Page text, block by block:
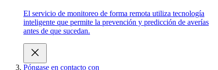
El servicio de monitoreo de forma remota utiliza tecnología
inteligente que permite la prevención y predicción de averías
antes de que sucedan.
Póngase en contacto con